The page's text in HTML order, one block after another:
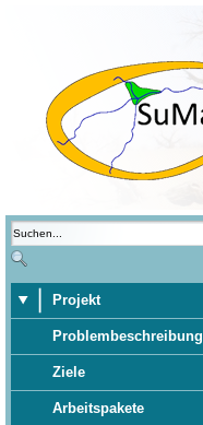
Projekt
Problembeschreibung
Ziele
Arbeitspakete